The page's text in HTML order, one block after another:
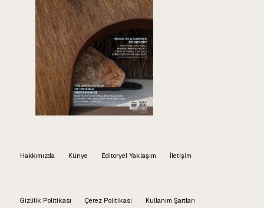
Hakkımızda Künye Editoryel Yaklaşım İletişim
Gizlilik Politikası Çerez Politikası Kullanım Şartları